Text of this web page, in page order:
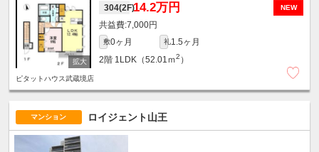
NEW
304(2F)14.2万円
7,000円
敷0ヶ月 礼1.5ヶ月
2階 1LDK（52.01ｍ2 ）
ピタットハウス武蔵境店
マンション ロイジェント山王